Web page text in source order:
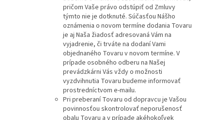
pričom Vaše právo odstúpiť od Zmluvy
týmto nie je dotknuté. Súčasťou Nášho
oznámenia o novom termíne dodania Tovaru
je aj Naša žiadosť adresovaná Vám na
vyjadrenie, či trváte na dodaní Vami
objednaného Tovaru v novom termíne. V
prípade osobného odberu na Našej
prevádzkárni Vás vždy o možnosti
vyzdvihnutia Tovaru budeme informovať
prostredníctvom e-mailu.
Pri preberaní Tovaru od dopravcu je Vašou
povinnosťou skontrolovať neporušenosť